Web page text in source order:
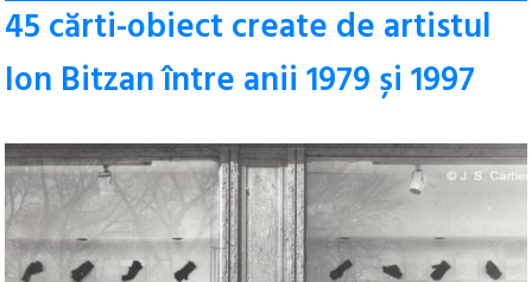
45 cărti-obiect create de artistul
Ion Bitzan între anii 1979 și 1997